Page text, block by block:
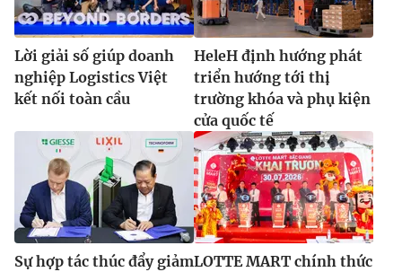
Lời giải số giúp doanh
nghiệp Logistics Việt
kết nối toàn cầu
HeleH định hướng phát
triển hướng tới thị
trường khóa và phụ kiện
cửa quốc tế
Sự hợp tác thúc đẩy giảmLOTTE MART chính thức